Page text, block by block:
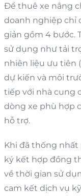
Để thuê xe nâng
doanh nghiệp chỉ
giản gồm 4 bước.
sử dụng như tải
nhiên liệu ưu tiên
dự kiến và môi
tiếp với nhà cung
dòng xe phù hợp
hỗ trợ.
Khi đã thống nhất
ký kết hợp đồng
về thời gian sử
cam kết dịch vụ